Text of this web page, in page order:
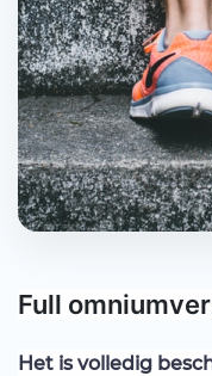
Full
Het is volledig